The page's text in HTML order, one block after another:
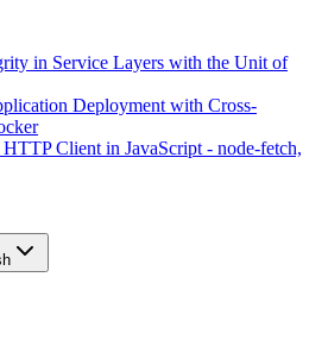
in Service Layers with the Unit of
Deployment with Cross-
Client in JavaScript - node-fetch,